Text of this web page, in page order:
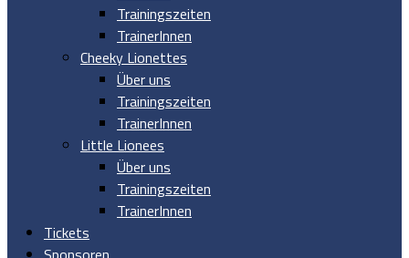
Trainingszeiten
TrainerInnen
Cheeky Lionettes
Über uns
Trainingszeiten
TrainerInnen
Little Lionees
Über uns
Trainingszeiten
TrainerInnen
Tickets